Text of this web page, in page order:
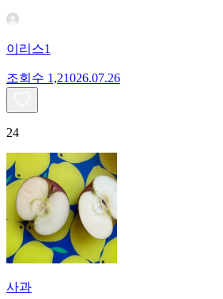
이리스1
조회수 1,21026.07.26
24
사과